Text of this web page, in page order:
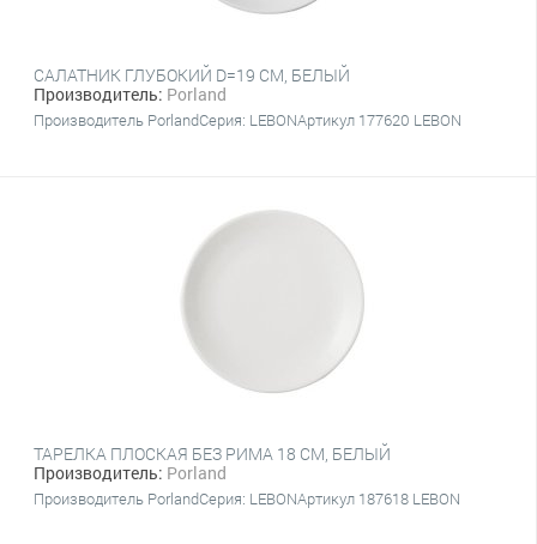
САЛАТНИК ГЛУБОКИЙ D=19 CM, БЕЛЫЙ
Производитель: Porland
Производитель PorlandСерия: LEBONАртикул 177620 LEBON
ТАРЕЛКА ПЛОСКАЯ БЕЗ РИМА 18 CM, БЕЛЫЙ
Производитель: Porland
Производитель PorlandСерия: LEBONАртикул 187618 LEBON